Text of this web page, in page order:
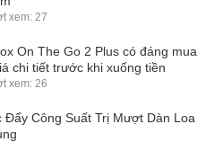
xem: 27
On The Go 2 Plus có đáng mua
chi tiết trước khi xuống tiền
xem: 26
Đẩy Công Suất Trị Mượt Dàn Loa